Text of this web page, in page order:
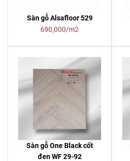
Sàn gỗ Alsafloor 529
690,000/m2
Sàn gỗ One Black cốt
đen WF 29-92